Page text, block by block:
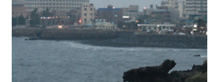
다가 학생들이 많이 몰려와서 얼른 자리를 피했습니다. 가까이에서 찍으
니 더 알아볼수 없네... 동전 넣고 보는 망원경입니다. 많이 낡아서 보이
지 않을것 같기도 하고... X시X나 항공 뱅기 X한항공 뱅기 외국인 커플..